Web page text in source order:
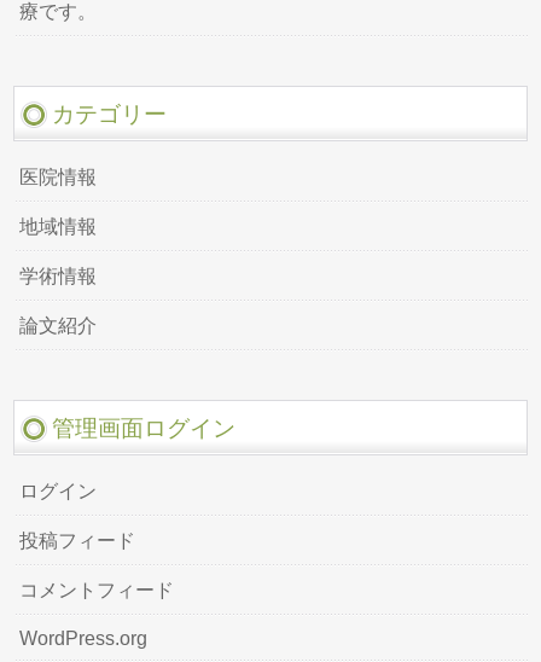
療です。
カテゴリー
医院情報
地域情報
学術情報
論文紹介
管理画面ログイン
ログイン
投稿フィード
コメントフィード
WordPress.org